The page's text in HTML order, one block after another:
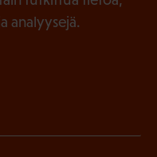
analyysejä.